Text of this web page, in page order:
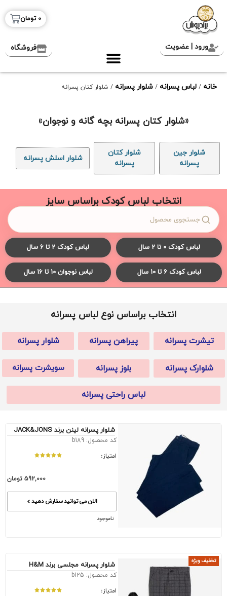
0 تومان
ورود | عضویت فروشگاه
خانه / لباس پسرانه / شلوار پسرانه / شلوار کتان پسرانه
«شلوار کتان پسرانه بچه گانه و نوجوان»
شلوار جین
پسرانه
شلوار کتان
پسرانه
شلوار اسلش پسرانه
انتخاب لباس کودک براساس سایز
لباس کودک 0 تا 2 سال لباس کودک 2 تا 6 سال
لباس کودک 6 تا 10 سال لباس نوجوان 10 تا 16 سال
انتخاب براساس نوع لباس پسرانه
تیشرت پسرانه پیراهن پسرانه شلوار پسرانه
شلوارک پسرانه بلوز پسرانه سویشرت پسرانه
لباس راحتی پسرانه
شلوار پسرانه لینن برند JACK&JONS
کد محصول: b189
امتیاز:
592,000 تومان
الان می توانید سفارش دهید
ناموجود
شلوار پسرانه مجلسی برند H&M
کد محصول: b125
امتیاز:
تخفیف ویژه